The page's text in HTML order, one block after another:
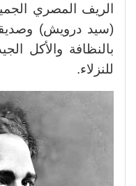
الريف المصري
(سيد درويش)
بالنظافة والأكل
للنزلاء.